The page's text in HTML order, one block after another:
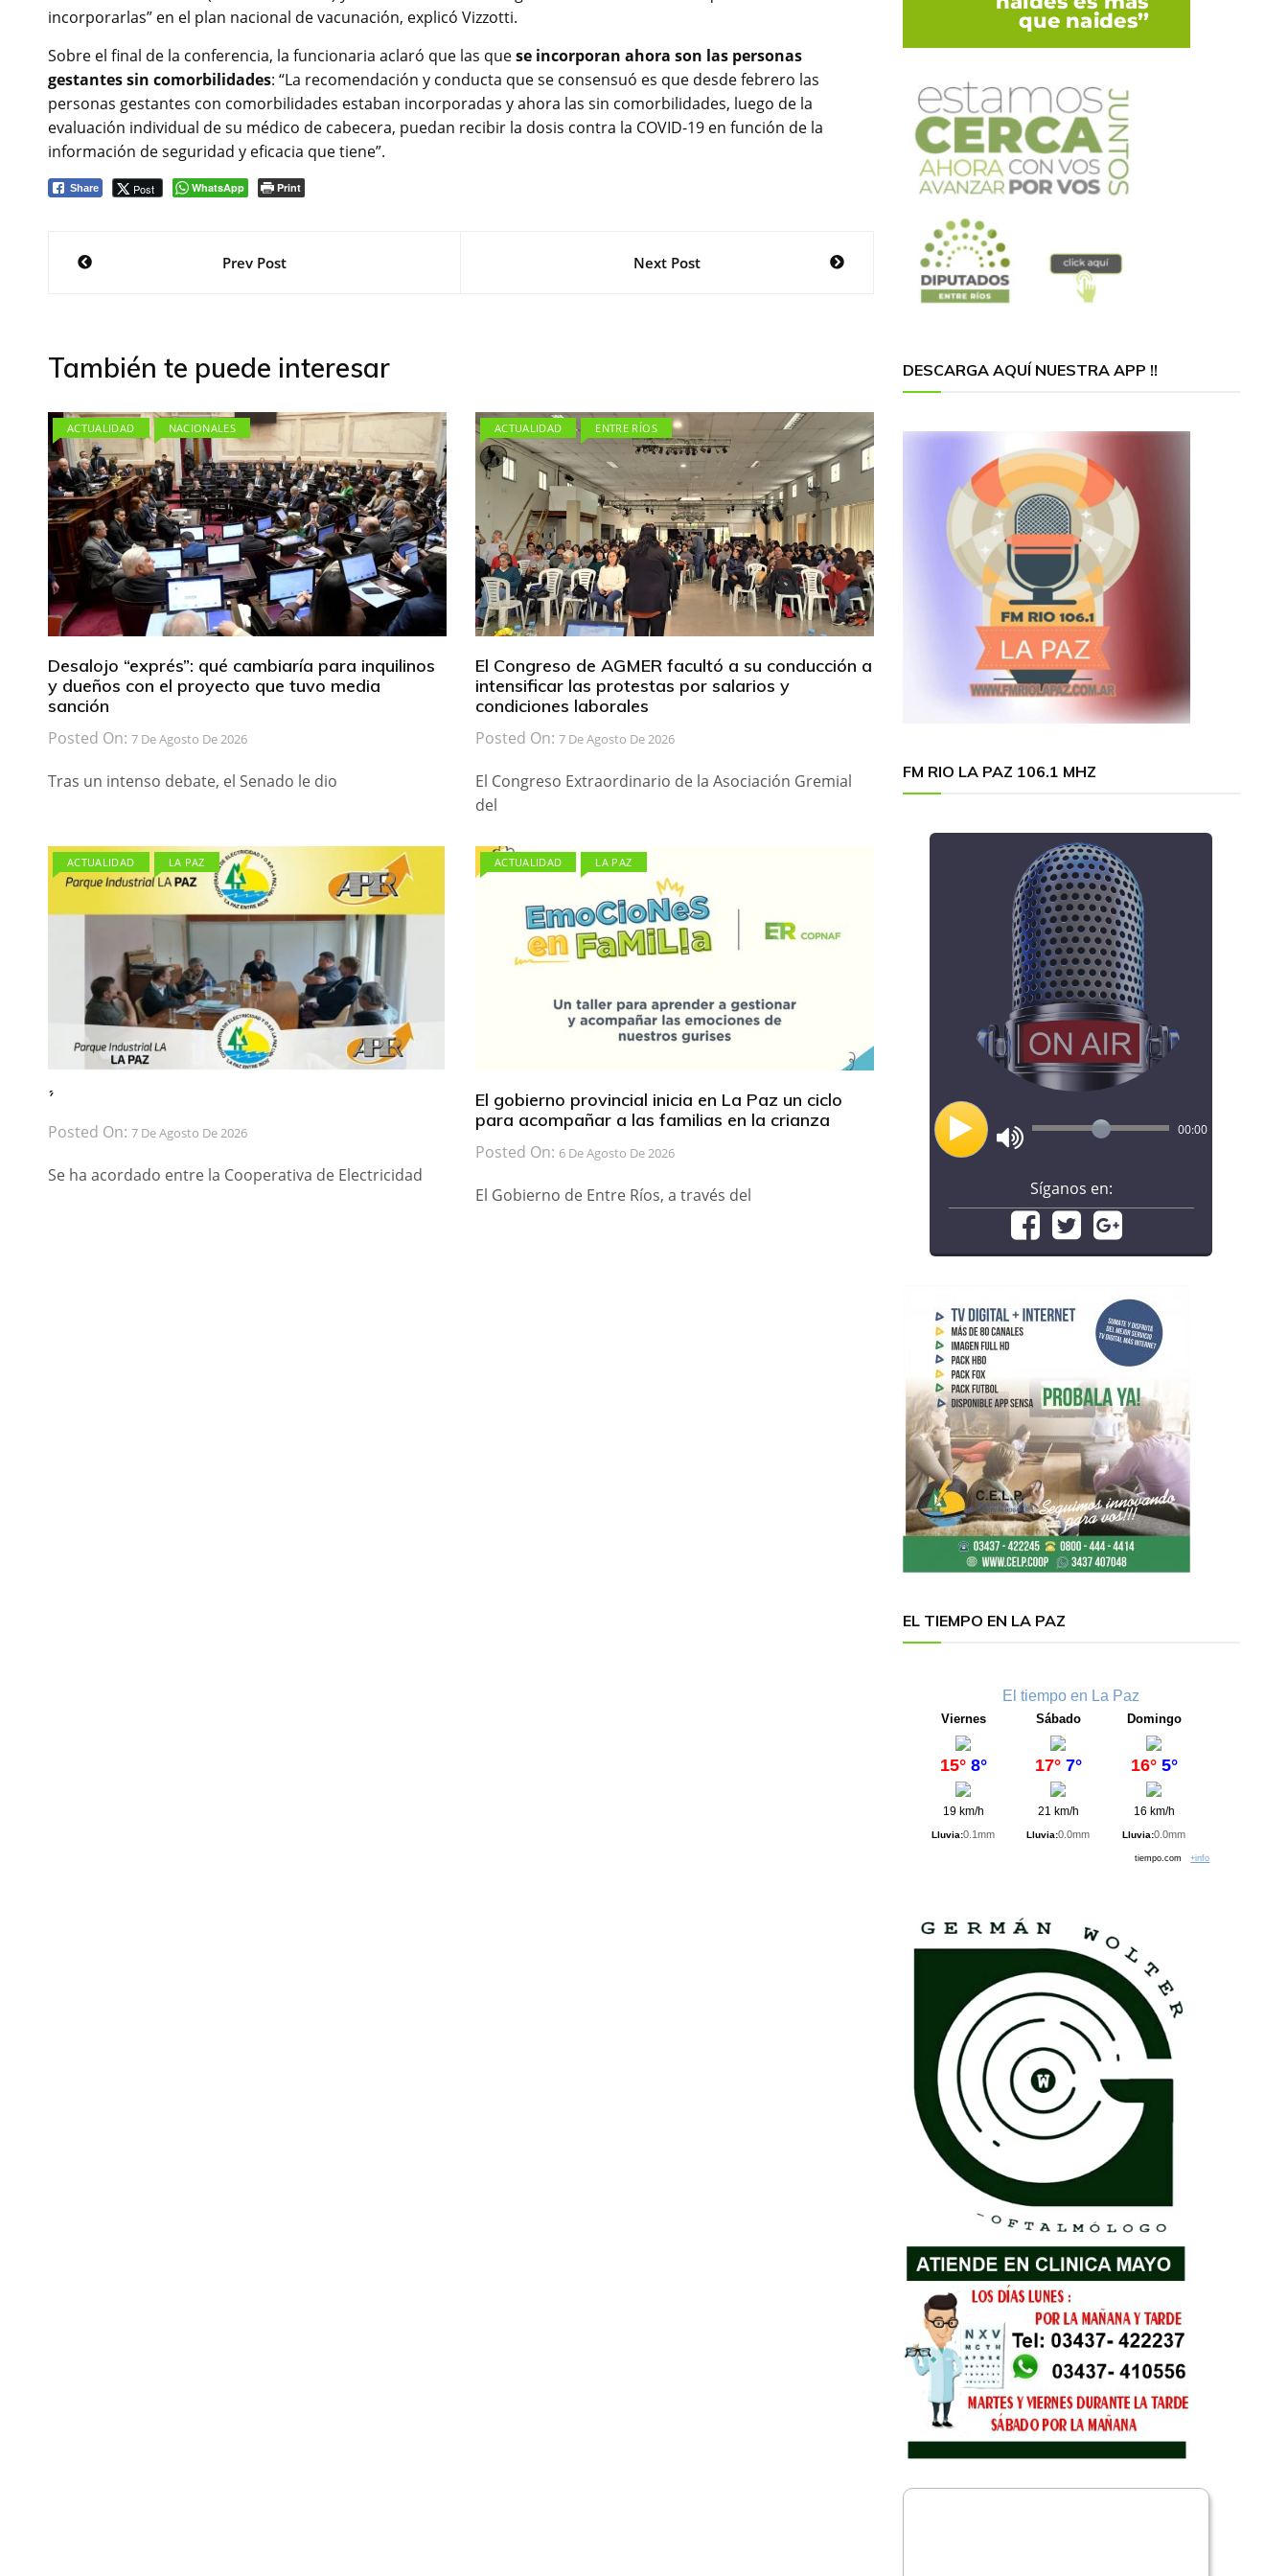
incorporarlas” en el plan nacional de vacunación, explicó Vizzotti.
Sobre el final de la conferencia, la funcionaria aclaró que las quese incorporan ahora son las personas
gestantes sin comorbilidades: “La recomendación y conducta que se consensuó es que desde febrero las
personas gestantes con comorbilidades estaban incorporadas y ahora las sin comorbilidades, luego de la
evaluación individual de su médico de cabecera, puedan recibir la dosis contra la COVID-19 en función de la
información de seguridad y eficacia que tiene”.
Share Post WhatsApp Print
NavegaciónPrev Post Next Post
También te puede interesar
ACTUALIDAD NACIONALES
Desalojo “exprés”: qué cambiaría para inquilinos
y dueños con el proyecto que tuvo media
sanción
Posted On: 7 De Agosto De 2026
Tras un intenso debate, el Senado le dio
ACTUALIDAD ENTRE RÍOS
El Congreso de AGMER facultó a su conducción a
intensificar las protestas por salarios y
condiciones laborales
Posted On: 7 De Agosto De 2026
El Congreso Extraordinario de la Asociación Gremial
del
ACTUALIDAD LA PAZ
́ ́
Posted On: 7 De Agosto De 2026
Se ha acordado entre la Cooperativa de Electricidad
ACTUALIDAD LA PAZ
El gobierno provincial inicia en La Paz un ciclo
para acompañar a las familias en la crianza
Posted On: 6 De Agosto De 2026
El Gobierno de Entre Ríos, a través del
DESCARGA AQUÍ NUESTRA APP !!
FM RIO LA PAZ 106.1 MHZ
00:00
Síganos en:
EL TIEMPO EN LA PAZ
El tiempo en La Paz
Viernes
15° 8°
19 km/h
Lluvia:0.1mm
Sábado
17° 7°
21 km/h
Lluvia:0.0mm
Domingo
16° 5°
16 km/h
Lluvia:0.0mm
tiempo.com+info